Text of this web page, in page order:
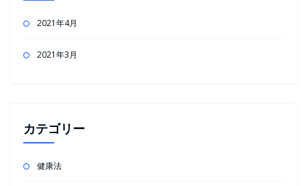
2021年4月
2021年3月
カテゴリー
健康法